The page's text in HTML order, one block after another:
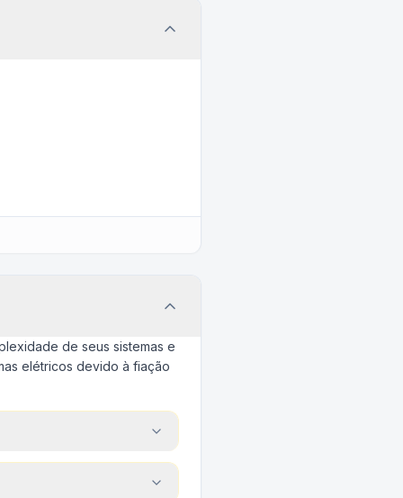
de seus sistemas e
elétricos devido à fiação